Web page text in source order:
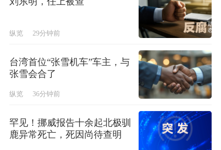
纵览 29分钟前
台湾首位“张雪机车”车主，与
张雪会合了
纵览 36分钟前
罕见！挪威报告十余起北极驯
鹿异常死亡，死因尚待查明